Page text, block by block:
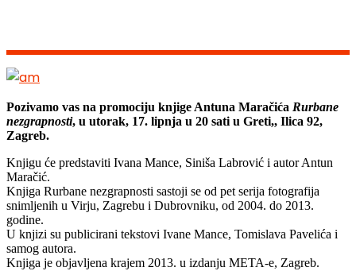
Pozivamo vas na promociju knjige Antuna Maračića Rurbane
nezgrapnosti, u utorak, 17. lipnja u 20 sati u Greti,, Ilica 92,
Zagreb.
Knjigu će predstaviti Ivana Mance, Siniša Labrović i autor Antun
Maračić.
Knjiga Rurbane nezgrapnosti sastoji se od pet serija fotografija
snimljenih u Virju, Zagrebu i Dubrovniku, od 2004. do 2013.
godine.
U knjizi su publicirani tekstovi Ivane Mance, Tomislava Pavelića i
samog autora.
Knjiga je objavljena krajem 2013. u izdanju META-e, Zagreb.